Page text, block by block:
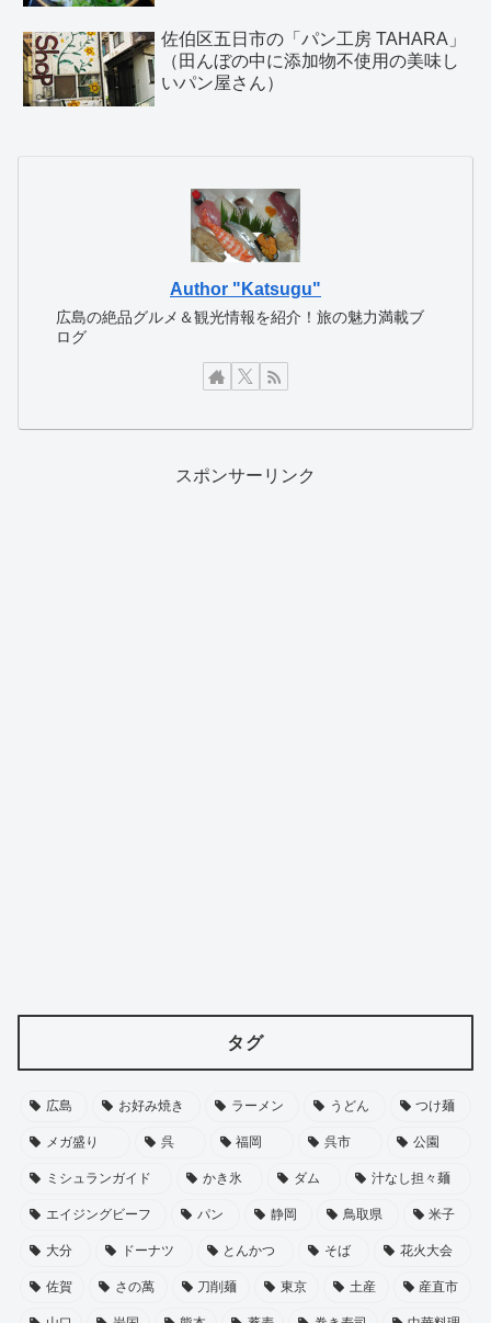
佐伯区五日市の「パン工房 TAHARA」
（田んぼの中に添加物不使用の美味し
いパン屋さん）
Author "Katsugu"
広島の絶品グルメ＆観光情報を紹介！旅の魅力満載ブ
ログ
スポンサーリンク
タグ
広島 お好み焼き ラーメン うどん つけ麺
メガ盛り 呉 福岡 呉市 公園
ミシュランガイド かき氷 ダム 汁なし担々麺
エイジングビーフ パン 静岡 鳥取県 米子
大分 ドーナツ とんかつ そば 花火大会
佐賀 さの萬 刀削麺 東京 土産 産直市